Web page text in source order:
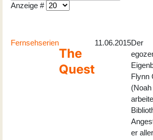
Anzeige #
Fernsehserien
The
Quest
11.06.2015Der
Flynn
er